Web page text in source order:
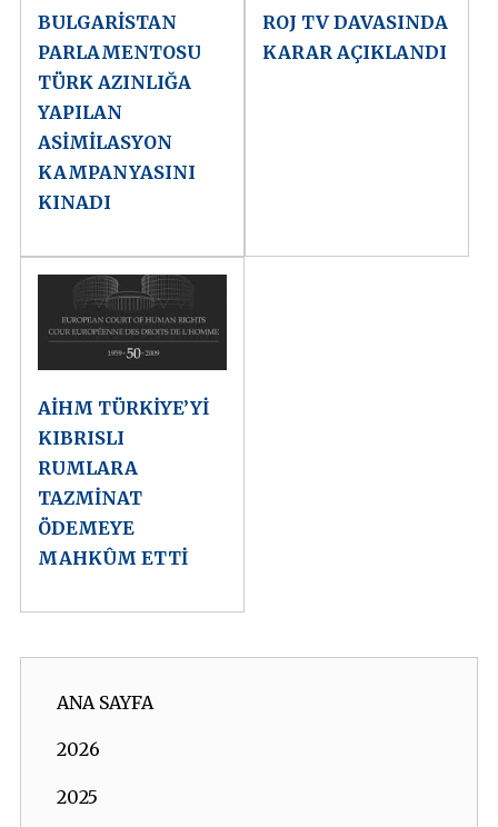
BULGARİSTAN
PARLAMENTOSU
TÜRK AZINLIĞA
YAPILAN
ASİMİLASYON
KAMPANYASINI
KINADI
ROJ TV DAVASINDA
KARAR AÇIKLANDI
AİHM TÜRKİYE’Yİ
KIBRISLI
RUMLARA
TAZMİNAT
ÖDEMEYE
MAHKÛM ETTİ
ANA SAYFA
2026
2025